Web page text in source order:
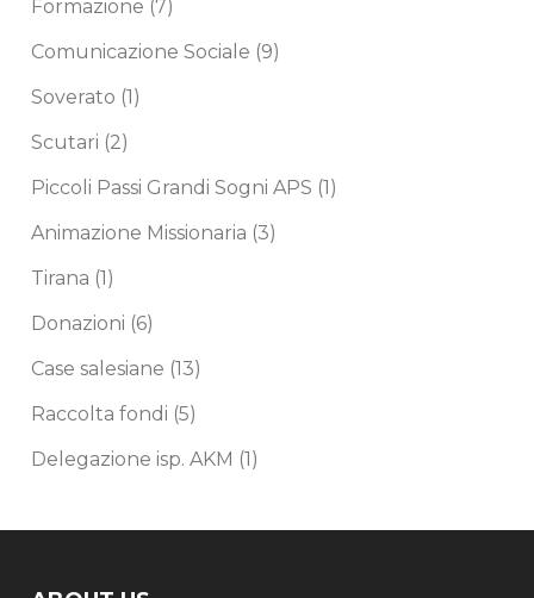
Formazione (7)
Comunicazione Sociale (9)
Soverato (1)
Scutari (2)
Piccoli Passi Grandi Sogni APS (1)
Animazione Missionaria (3)
Tirana (1)
Donazioni (6)
Case salesiane (13)
Raccolta fondi (5)
Delegazione isp. AKM (1)